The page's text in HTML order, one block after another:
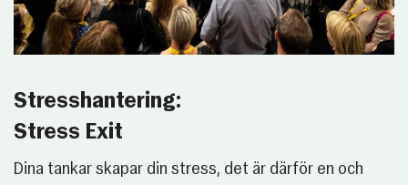
Stresshantering:
Stress Exit
Dina tankar skapar din stress, det är därför en och